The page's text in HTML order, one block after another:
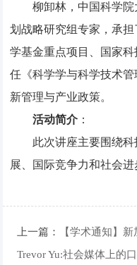
柳卸林，中国科学
划战略研究组专家，承
学基金重点项目、国家
任《科学学与科学技术
新管理与产业政策。
活动简介 ：
此次讲座主要围绕
展、国际竞争力和社会进
上一篇：
【学术通知】
Trevor Yu:社会媒体上的